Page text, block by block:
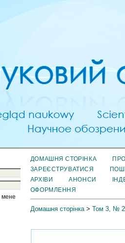
мене
ДОМАШНЯ СТОРІНКА
ЗАРЕЄСТРУВАТИСЯ
АРХІВИ
АНОНСИ
ОФОРМЛЕННЯ
Домашня сторінка> Том 3, № 2